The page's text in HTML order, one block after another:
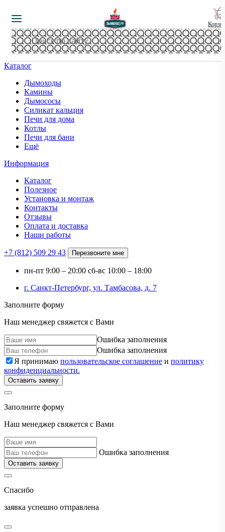
Каталог
Дымоходы
Камины
Дымососы
Силикат кальция
Печи для дома
Котлы
Печи для бани
Ещё
Информация
Каталог
Полезное
Установка и монтаж
Контакты
Отзывы
Оплата и доставка
Наши работы
+7 (812) 509 29 43 Перезвоните мне
пн-пт 9:00 – 20:00 сб-вс 10:00 – 18:00
г. Санкт-Петербург, ул. Тамбасова, д. 7
Заполните форму
Наш менеджер свяжется с Вами
Ошибка заполнения
Ошибка заполнения
Я принимаю пользовательское соглашение и политику
конфиденциальности.
Оставить заявку
Заполните форму
Наш менеджер свяжется с Вами
Ошибка заполнения
Оставить заявку
Спасибо
заявка успешно отправлена